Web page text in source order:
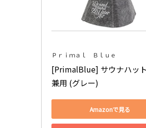
Ｐｒｉｍａｌ Ｂｌｕｅ
[PrimalBlue] サウナハッ
兼用 (グレー)
Amazonで見る